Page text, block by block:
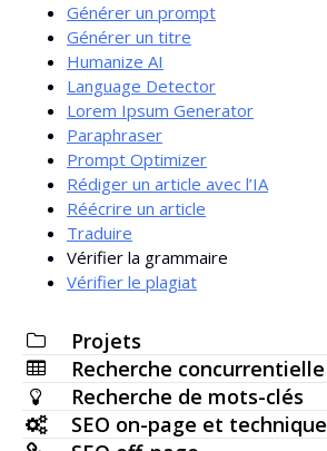
Générer un prompt
Générer un titre
Humanize AI
Language Detector
Lorem Ipsum Generator
Paraphraser
Prompt Optimizer
Rédiger un article avec l’IA
Réécrire un article
Traduire
Vérifier la grammaire
Vérifier le plagiat
Projets
Liste de contrôle SEO
Recherche concurrentielle
Vérificateur de visibilité de site
Recherche de mots-clés
Générateur de mots-clés
SEO on-page et technique